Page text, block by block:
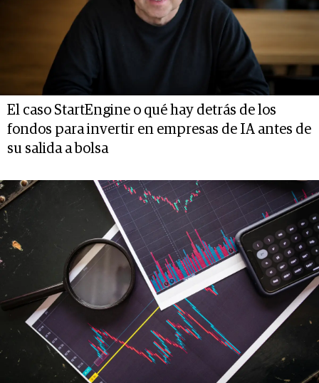
El caso StartEngine o qué hay detrás de los
fondos para invertir en empresas de IA antes de
su salida a bolsa